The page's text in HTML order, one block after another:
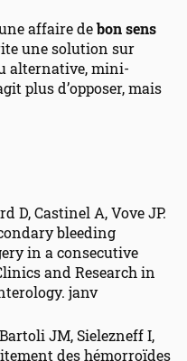
affaire debon sens
une solution sur
alternative, mini-
plus d’opposer, mais
D, Castinel A, Vove JP.
bleeding
in a consecutive
and Research in
janv
JM, Sielezneff I,
des hémorroïdes